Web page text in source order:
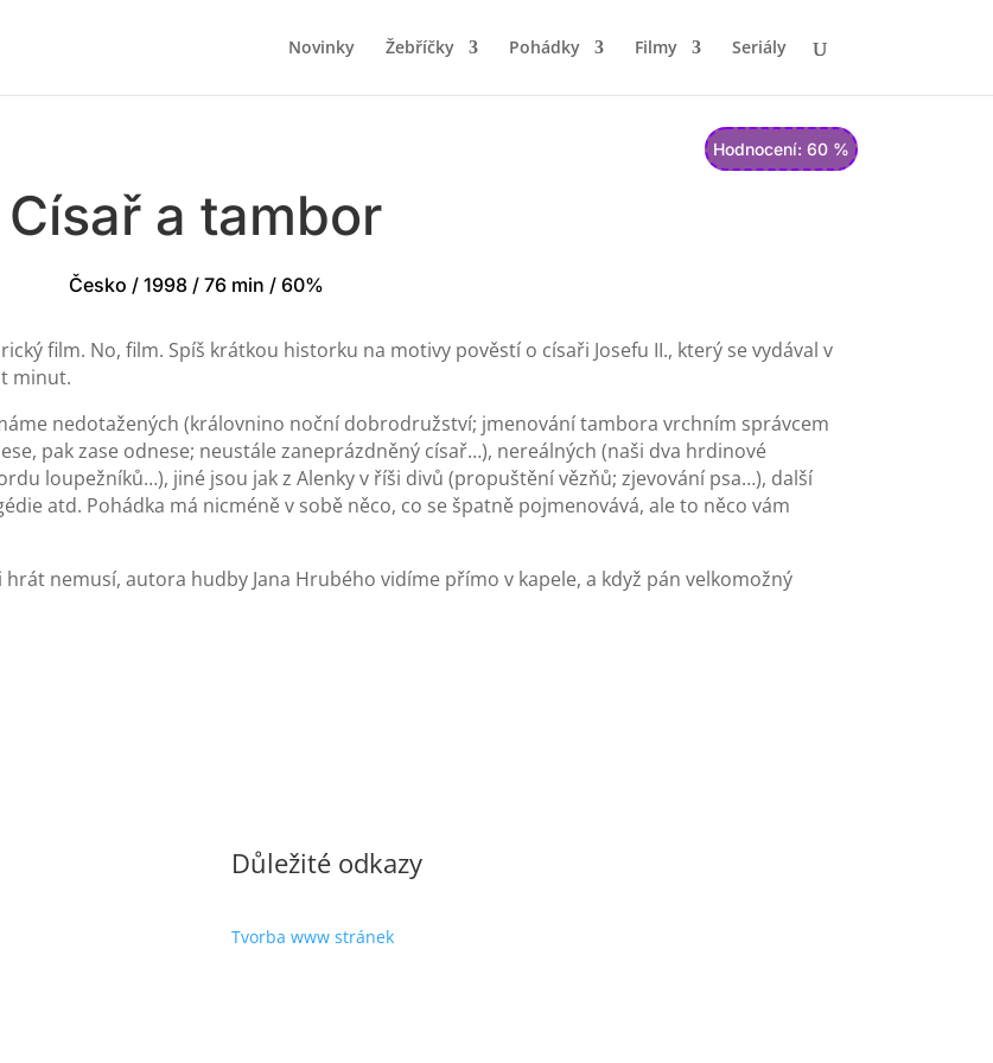
Novinky Žebříčky Pohádky Filmy Seriály
Hodnocení: 60 %
Císař a tambor
Česko / 1998 / 76 min / 60%
film. No, film. Spíš krátkou historku na motivy pověstí o císaři Josefu II., který se vydával v
minut.
nedotažených (královnino noční dobrodružství; jmenování tambora vrchním správcem
pak zase odnese; neustále zaneprázdněný císař…), nereálných (naši dva hrdinové
loupežníků…), jiné jsou jak z Alenky v říši divů (propuštění vězňů; zjevování psa…), další
atd. Pohádka má nicméně v sobě něco, co se špatně pojmenovává, ale to něco vám
nemusí, autora hudby Jana Hrubého vidíme přímo v kapele, a když pán velkomožný
Důležité odkazy
Tvorba www stránek